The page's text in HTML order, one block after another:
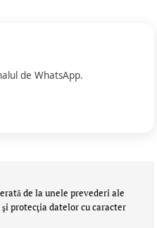
de WhatsApp.
de la unele prevederi ale
protecţia datelor cu caracter